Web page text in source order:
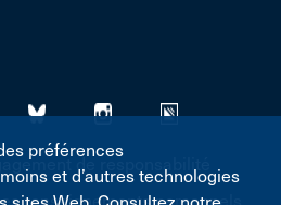
de responsabilité
préférences
et d’autres technologies